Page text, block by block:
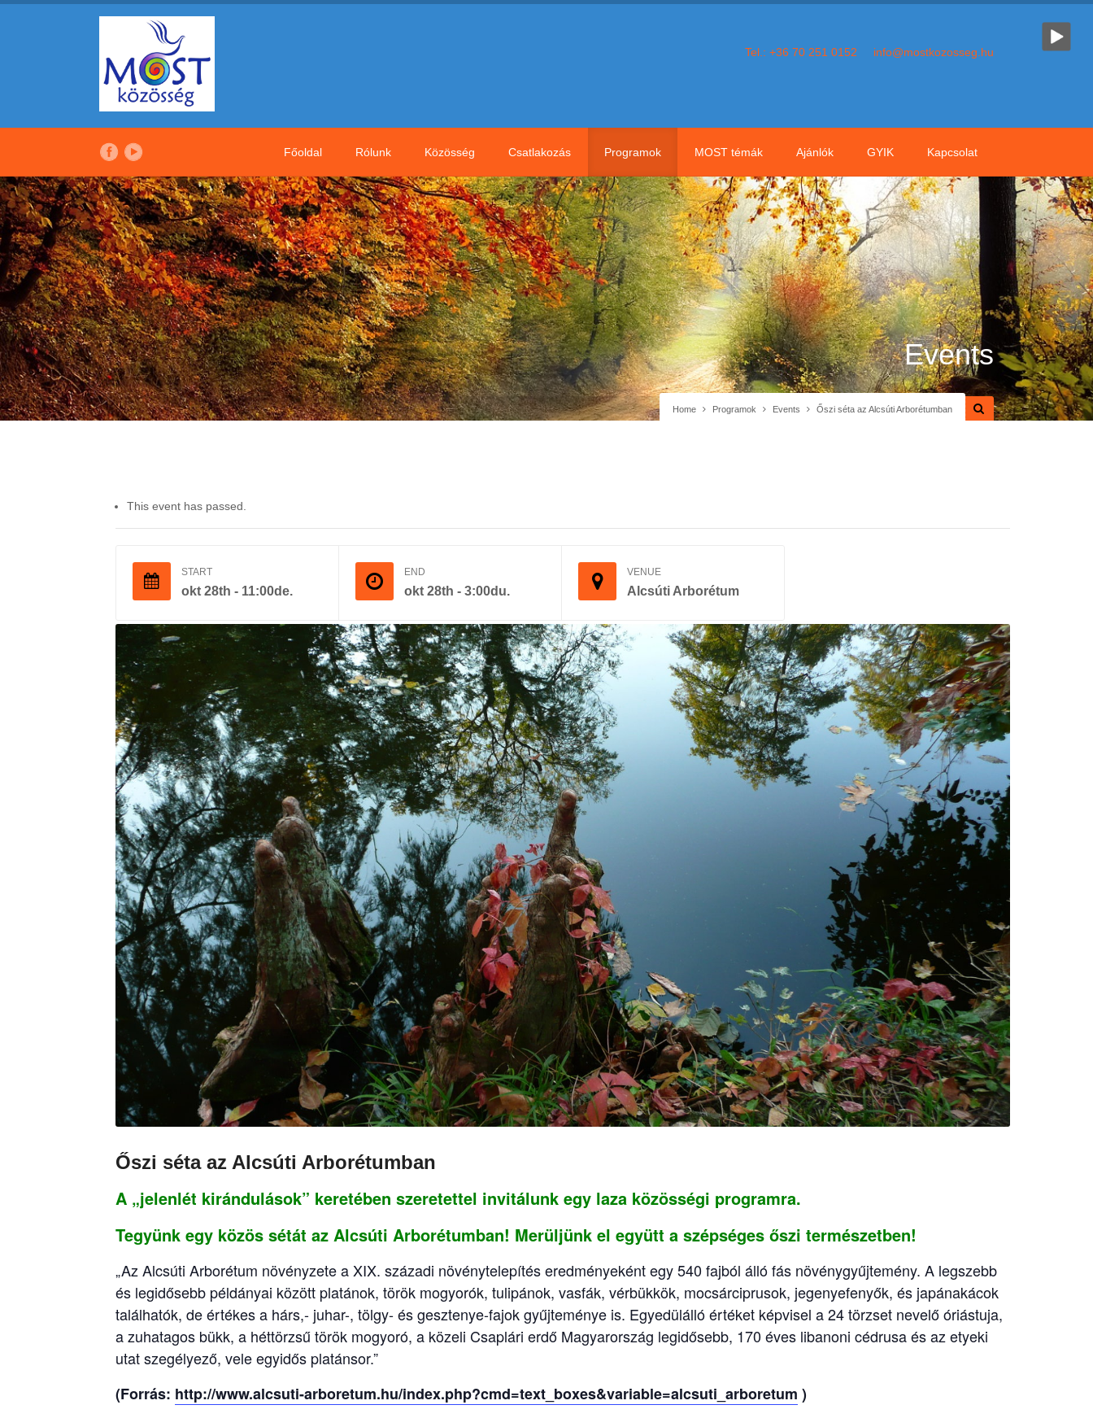
Tel.: +36 70 251 0152 info@mostkozosseg.hu
Főoldal Rólunk Közösség Csatlakozás Programok MOST témák Ajánlók GYIK Kapcsolat
Home Programok Events Őszi séta az Alcsúti Arborétumban
Events
This event has passed.
START
okt 28th - 11:00de.
END
okt 28th - 3:00du.
VENUE
Alcsúti Arborétum
Őszi séta az Alcsúti Arborétumban
A „jelenlét kirándulások” keretében szeretettel invitálunk egy laza közösségi programra.
Tegyünk egy közös sétát az Alcsúti Arborétumban! Merüljünk el együtt a szépséges őszi természetben!
„Az Alcsúti Arborétum növényzete a XIX. századi növénytelepítés eredményeként egy 540 fajból álló fás növénygyűjtemény. A legszebb
és legidősebb példányai között platánok, török mogyorók, tulipánok, vasfák, vérbükkök, mocsárciprusok, jegenyefenyők, és japánakácok
találhatók, de értékes a hárs,- juhar-, tölgy- és gesztenye-fajok gyűjteménye is. Egyedülálló értéket képvisel a 24 törzset nevelő óriástuja,
a zuhatagos bükk, a héttörzsű török mogyoró, a közeli Csaplári erdő Magyarország legidősebb, 170 éves libanoni cédrusa és az etyeki
utat szegélyező, vele egyidős platánsor.”
(Forrás: http://www.alcsuti-arboretum.hu/index.php?cmd=text_boxes&variable=alcsuti_arboretum )